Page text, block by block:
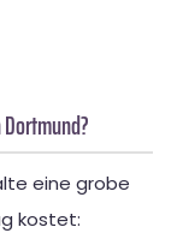
eine grobe
kostet: